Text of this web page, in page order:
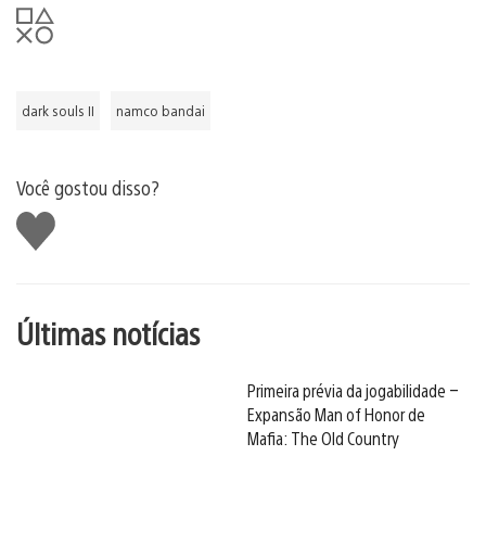
dark souls II namco bandai
Você gostou disso?
Curtir
Últimas notícias
Primeira prévia da jogabilidade –
Expansão Man of Honor de
Mafia: The Old Country